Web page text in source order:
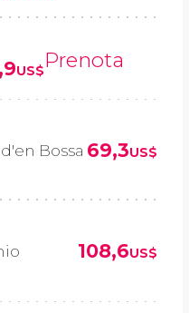
US$Prenota
Bossa 69,3US$
108,6US$